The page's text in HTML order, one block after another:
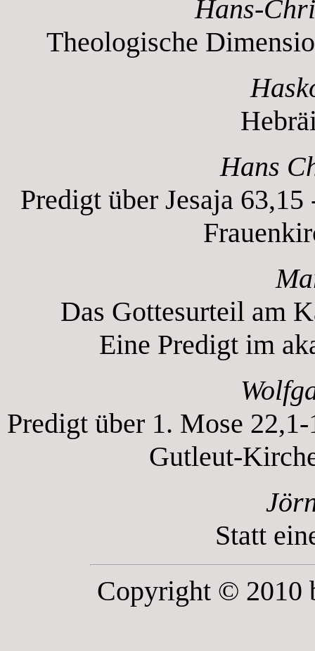
Hans-
Theologische
Hans
Predigt über Jesaja
Das Gottesurteil am
Eine Predigt im
Predigt über 1. Mose
Gutleut-
Statt
Copyright © 2010